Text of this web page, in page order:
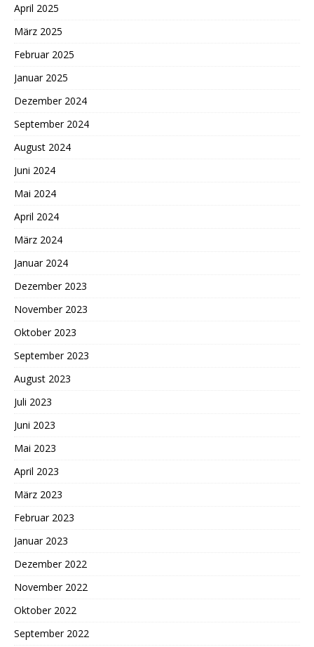
April 2025
März 2025
Februar 2025
Januar 2025
Dezember 2024
September 2024
August 2024
Juni 2024
Mai 2024
April 2024
März 2024
Januar 2024
Dezember 2023
November 2023
Oktober 2023
September 2023
August 2023
Juli 2023
Juni 2023
Mai 2023
April 2023
März 2023
Februar 2023
Januar 2023
Dezember 2022
November 2022
Oktober 2022
September 2022